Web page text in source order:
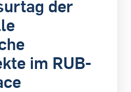
der
im RUB-